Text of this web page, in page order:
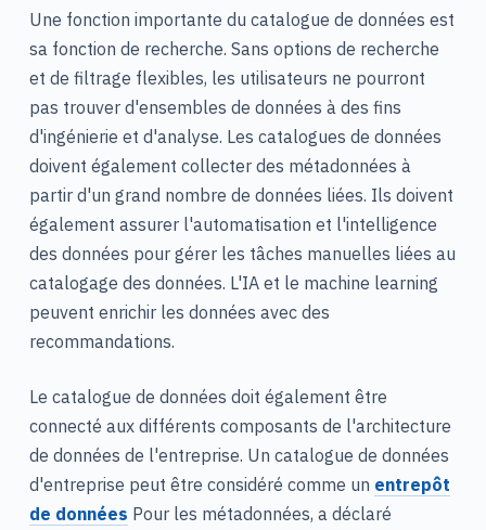
Une fonction importante du catalogue de données est
sa fonction de recherche. Sans options de recherche
et de filtrage flexibles, les utilisateurs ne pourront
pas trouver d'ensembles de données à des fins
d'ingénierie et d'analyse. Les catalogues de données
doivent également collecter des métadonnées à
partir d'un grand nombre de données liées. Ils doivent
également assurer l'automatisation et l'intelligence
des données pour gérer les tâches manuelles liées au
catalogage des données. L'IA et le machine learning
peuvent enrichir les données avec des
recommandations.
Le catalogue de données doit également être
connecté aux différents composants de l'architecture
de données de l'entreprise. Un catalogue de données
d'entreprise peut être considéré comme un entrepôt
de données Pour les métadonnées, a déclaré